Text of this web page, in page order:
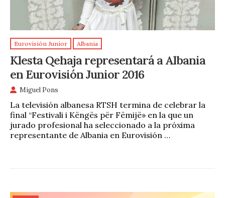
Eurovisión Junior Albania
Klesta Qehaja representará a Albania
en Eurovisión Junior 2016
Miguel Pons
La televisión albanesa RTSH termina de celebrar la
final “Festivali i Këngës për Fëmijë» en la que un
jurado profesional ha seleccionado a la próxima
representante de Albania en Eurovisión …